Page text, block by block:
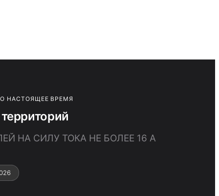
НАСТОЯЩЕЕ ВРЕМЯ
НА СИЛУ ТОКА НЕ БОЛЕЕ 16 А